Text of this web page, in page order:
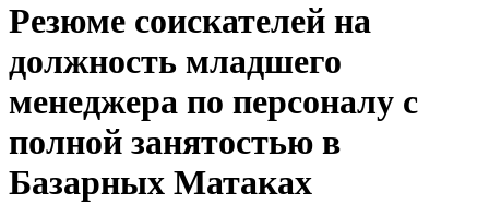
Резюме соискателей на
должность младшего
менеджера по персоналу с
полной занятостью в
Базарных Матаках